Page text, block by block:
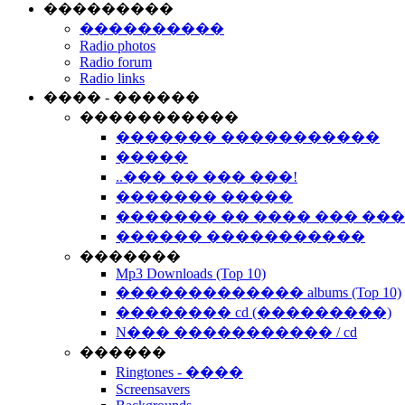
���������
����������
Radio photos
Radio forum
Radio links
���� - ������
�����������
������� �����������
�����
..��� �� ��� ���!
������� �����
������� �� ���� ���
������ �����������
�������
Mp3 Downloads (Top 10)
������������� albums (Top 10)
�������� cd (���������)
N��� ����������� / cd
������
Ringtones - ����
Screensavers